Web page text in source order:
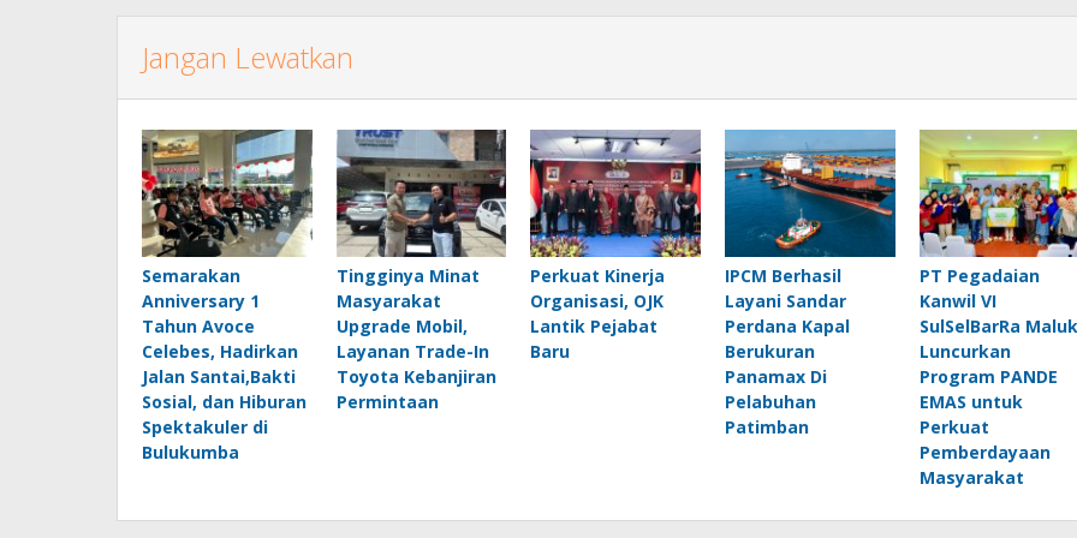
Jangan Lewatkan
Semarakan
Anniversary 1
Tahun Avoce
Celebes, Hadirkan
Jalan Santai,Bakti
Sosial, dan Hiburan
Spektakuler di
Bulukumba
Tingginya Minat
Masyarakat
Upgrade Mobil,
Layanan Trade-In
Toyota Kebanjiran
Permintaan
Perkuat Kinerja
Organisasi, OJK
Lantik Pejabat
Baru
IPCM Berhasil
Layani Sandar
Perdana Kapal
Berukuran
Panamax Di
Pelabuhan
Patimban
PT Pegadaian
Kanwil VI
SulSelBarRa
Luncurkan
Program PANDE
EMAS untuk
Perkuat
Pemberdayaan
Masyarakat